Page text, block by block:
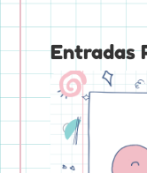
Entradas